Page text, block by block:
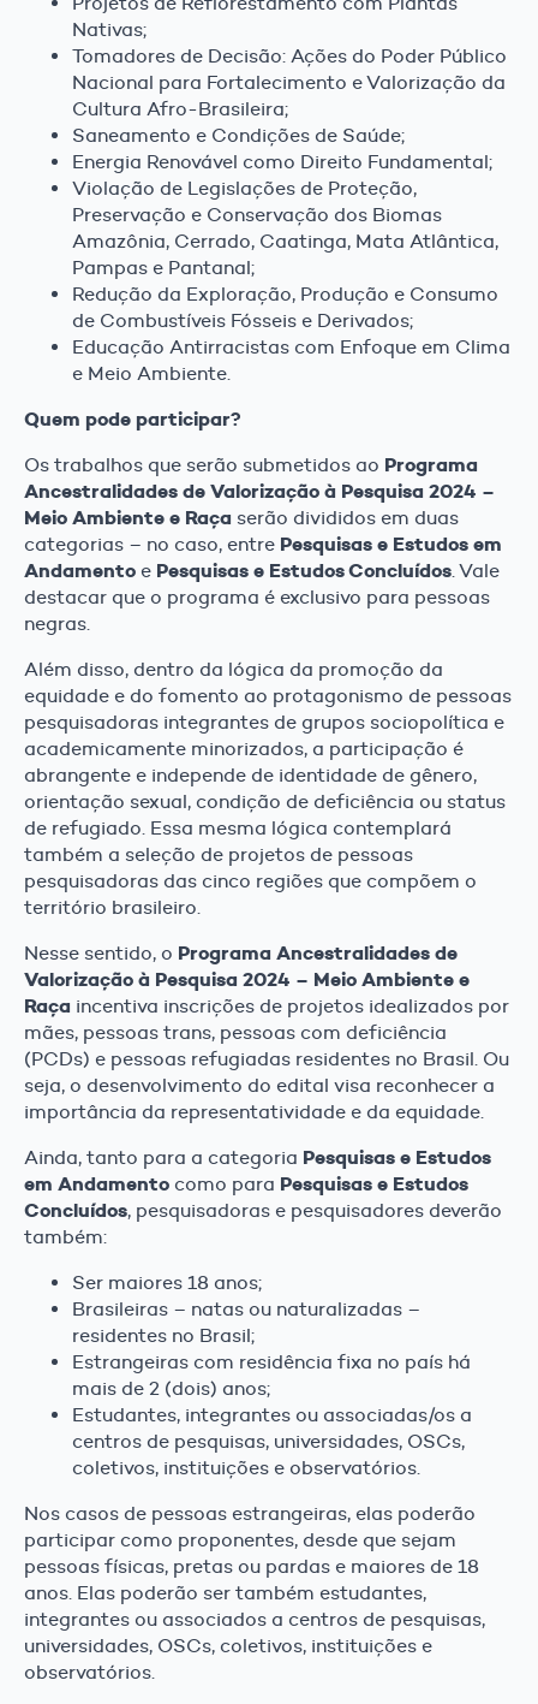
Nativas;
Tomadores de Decisão: Ações do Poder Público
Nacional para Fortalecimento e Valorização da
Cultura Afro-Brasileira;
Saneamento e Condições de Saúde;
Energia Renovável como Direito Fundamental;
Violação de Legislações de Proteção,
Preservação e Conservação dos Biomas
Amazônia, Cerrado, Caatinga, Mata Atlântica,
Pampas e Pantanal;
Redução da Exploração, Produção e Consumo
de Combustíveis Fósseis e Derivados;
Educação Antirracistas com Enfoque em Clima
e Meio Ambiente.
Quem pode participar?
Os trabalhos que serão submetidos ao Programa
Ancestralidades de Valorização à Pesquisa 2024 –
Meio Ambiente e Raça serão divididos em duas
categorias – no caso, entre Pesquisas e Estudos em
Andamento e Pesquisas e Estudos Concluídos. Vale
destacar que o programa é exclusivo para pessoas
negras.
Além disso, dentro da lógica da promoção da
equidade e do fomento ao protagonismo de pessoas
pesquisadoras integrantes de grupos sociopolítica e
academicamente minorizados, a participação é
abrangente e independe de identidade de gênero,
orientação sexual, condição de deficiência ou status
de refugiado. Essa mesma lógica contemplará
também a seleção de projetos de pessoas
pesquisadoras das cinco regiões que compõem o
território brasileiro.
Nesse sentido, o Programa Ancestralidades de
Valorização à Pesquisa 2024 – Meio Ambiente e
Raça incentiva inscrições de projetos idealizados por
mães, pessoas trans, pessoas com deficiência
(PCDs) e pessoas refugiadas residentes no Brasil. Ou
seja, o desenvolvimento do edital visa reconhecer a
importância da representatividade e da equidade.
Ainda, tanto para a categoria Pesquisas e Estudos
em Andamento como para Pesquisas e Estudos
Concluídos, pesquisadoras e pesquisadores deverão
também:
Ser maiores 18 anos;
Brasileiras – natas ou naturalizadas –
residentes no Brasil;
Estrangeiras com residência fixa no país há
mais de 2 (dois) anos;
Estudantes, integrantes ou associadas/os a
centros de pesquisas, universidades, OSCs,
coletivos, instituições e observatórios.
Nos casos de pessoas estrangeiras, elas poderão
participar como proponentes, desde que sejam
pessoas físicas, pretas ou pardas e maiores de 18
anos. Elas poderão ser também estudantes,
integrantes ou associados a centros de pesquisas,
universidades, OSCs, coletivos, instituições e
observatórios.